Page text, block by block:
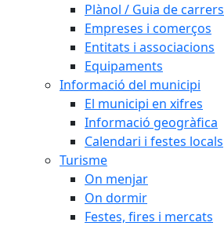
Plànol / Guia de carrers
Empreses i comerços
Entitats i associacions
Equipaments
Informació del municipi
El municipi en xifres
Informació geogràfica
Calendari i festes locals
Turisme
On menjar
On dormir
Festes, fires i mercats